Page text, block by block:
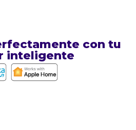
con tu
inteligente